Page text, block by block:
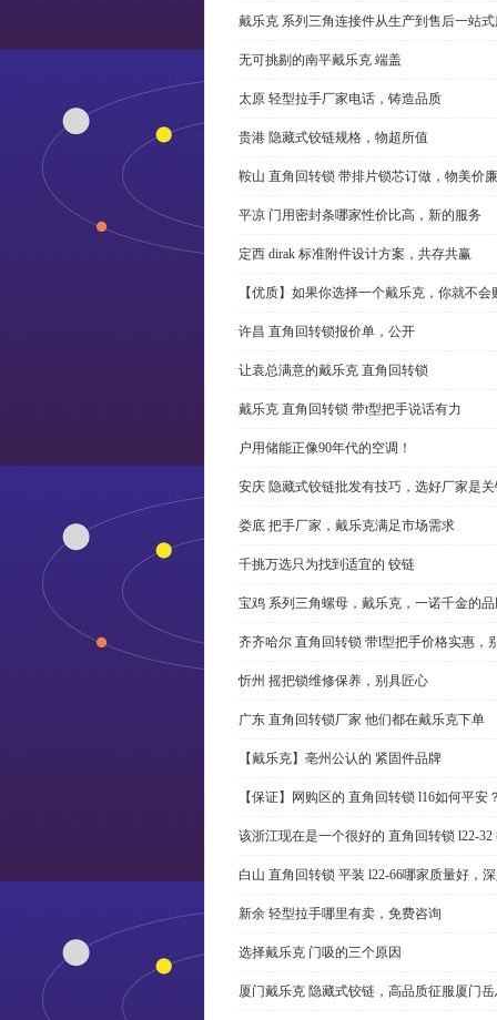
戴乐克 系列三角连接件从生产到售后一站
无可挑剔的南平戴乐克 端盖
太原 轻型拉手厂家电话，铸造品质
贵港 隐藏式铰链规格，物超所值
鞍山 直角回转锁 带排片锁芯订做，物美价廉
平凉 门用密封条哪家性价比高，新的服务
定西 dirak 标准附件设计方案，共存共赢
【优质】如果你选择一个戴乐克，你就不
许昌 直角回转锁报价单，公开
让袁总满意的戴乐克 直角回转锁
戴乐克 直角回转锁 带t型把手说话有力
户用储能正像90年代的空调！
安庆 隐藏式铰链批发有技巧，选好厂家是
娄底 把手厂家，戴乐克满足市场需求
千挑万选只为找到适宜的 铰链
宝鸡 系列三角螺母，戴乐克，一诺千金的
齐齐哈尔 直角回转锁 带l型把手价格实惠，
忻州 摇把锁维修保养，别具匠心
广东 直角回转锁厂家 他们都在戴乐克下单
【戴乐克】亳州公认的 紧固件品牌
【保证】网购区的 直角回转锁 l16如何平安
该浙江现在是一个很好的 直角回转锁 l22-
白山 直角回转锁 平装 l22-66哪家质量好，
新余 轻型拉手哪里有卖，免费咨询
选择戴乐克 门吸的三个原因
厦门戴乐克 隐藏式铰链，高品质征服厦门